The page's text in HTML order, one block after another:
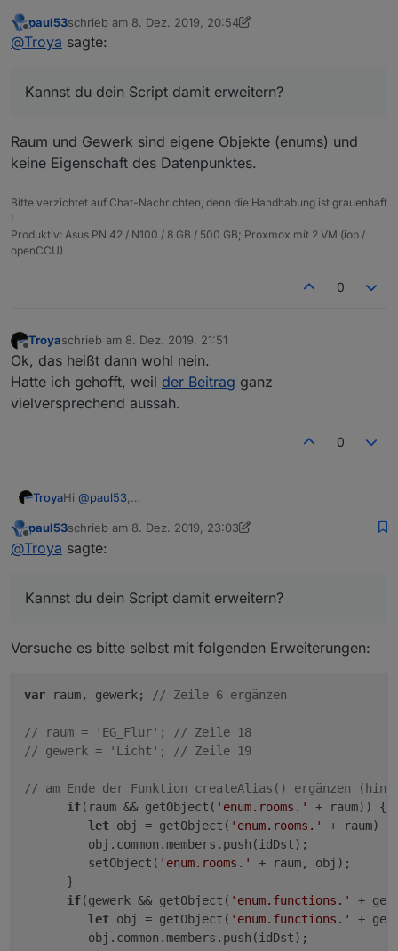
anzulegen.
Derzeit muss ich anschließend diesen dann händisch
eine "Funktion" sowie "Raum" zuweisen.
Offline
paul53schrieb am 8. Dez. 2019, 20:54
zuletzt editiert von paul5312. Aug. 2019, 21:57
@Troya sagte:
Kannst du dein Script damit erweitern?
Raum und Gewerk sind eigene Objekte (enums) und
keine Eigenschaft des Datenpunktes.
Bitte verzichtet auf Chat-Nachrichten, denn die Handhabung ist grauenhaft
!
Produktiv: Asus PN 42 / N100 / 8 GB / 500 GB; Proxmox mit 2 VM (iob /
openCCU)
0
Offline
Troyaschrieb am 8. Dez. 2019, 21:51
zuletzt editiert von
Ok, das heißt dann wohl nein.
Hatte ich gehofft, weil der Beitrag ganz
vielversprechend aussah.
0
TroyaHi @paul53
anzulegen.
Derzeit muss ich anschließend diesen dann händisch
eine "Funktion" sowie "Raum" zuweisen.
Offline
paul53schrieb am 8. Dez. 2019, 23:03
zuletzt editiert von paul5312. Sept. 2019, 00:07
@Troya sagte:
Kannst du dein Script damit erweitern?
Versuche es bitte selbst mit folgenden Erweiterungen:
var raum, gewerk; // Zeile 6 ergänzen
// raum = 'EG_Flur'; // Zeile 18
// gewerk = 'Licht'; // Zeile 19
// am Ende der Funktion createAlias() ergänzen
if(raum && getObject( 'enum.rooms.'
+ raum)) {
let obj = getObject( 'enum.rooms.'
+ raum)
         obj.common.members.push(idDst);
         setObject(
'enum.rooms.'
+ raum, obj);
      }
if(gewerk && getObject( 'enum.functions.'
+
let obj = getObject( 'enum.functions.'
+
         obj.common.members.push(idDst);